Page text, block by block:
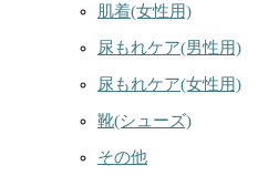
肌着(女性用)
尿もれケア(男性用)
尿もれケア(女性用)
靴(シューズ)
その他